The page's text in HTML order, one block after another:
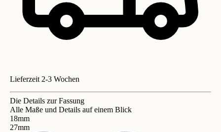
Lieferzeit 2-3 Wochen
Die Details zur Fassung
Alle Maße und Details auf einem Blick
18mm
27mm